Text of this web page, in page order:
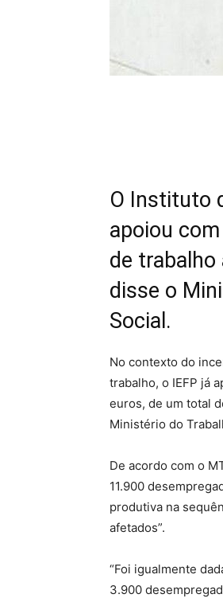
O Instituto
apoiou
de
disse o
Social.
No contexto do
trabalho, o IEFP já
euros, de um total
Ministério do
De acordo com o
11.900
produtiva na
afetados”.
“Foi igualmente
3.900